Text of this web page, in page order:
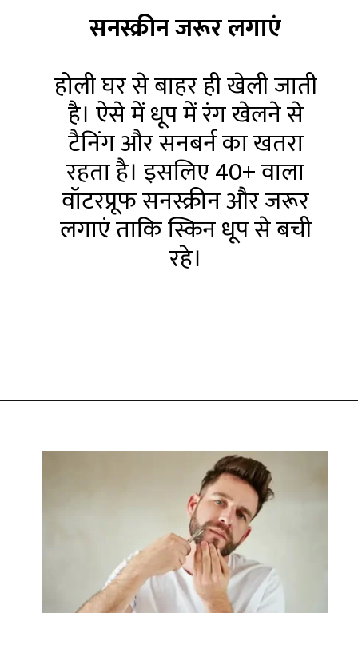
सनस्क्रीन जरूर लगाएं
होली घर से बाहर ही खेली जाती
है। ऐसे में धूप में रंग खेलने से
टैनिंग और सनबर्न का खतरा
रहता है। इसलिए 40+ वाला
वॉटरप्रूफ सनस्क्रीन और जरूर
लगाएं ताकि स्किन धूप से बची
रहे।